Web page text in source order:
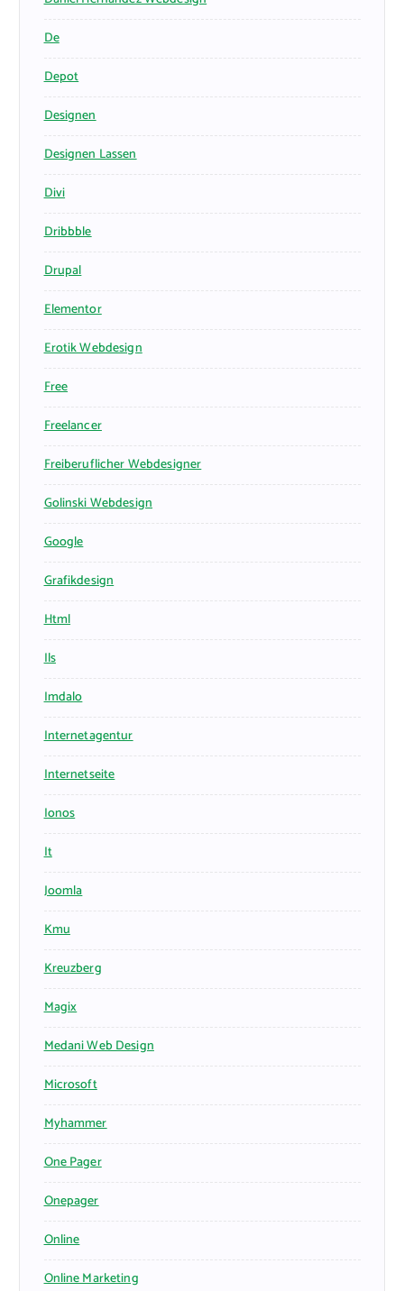
De
Depot
Designen
Designen Lassen
Divi
Dribbble
Drupal
Elementor
Erotik Webdesign
Free
Freelancer
Freiberuflicher Webdesigner
Golinski Webdesign
Google
Grafikdesign
Html
Ils
Imdalo
Internetagentur
Internetseite
Ionos
It
Joomla
Kmu
Kreuzberg
Magix
Medani Web Design
Microsoft
Myhammer
One Pager
Onepager
Online
Online Marketing